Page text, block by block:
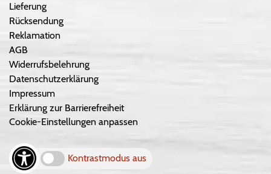
Lieferung
Rücksendung
Reklamation
AGB
Widerrufsbelehrung
Datenschutzerklärung
Impressum
Erklärung zur Barrierefreiheit
Cookie-Einstellungen anpassen
Kontrastmodus aus